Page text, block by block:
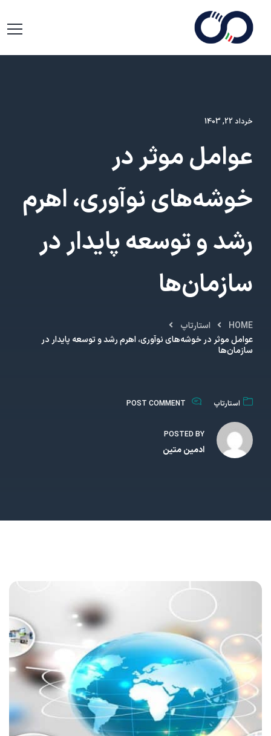
خرداد 22, 1403
عوامل موثر در
خوشه‌های نوآوری، اهرم
رشد و توسعه پایدار در
سازمان‌ها
HOME
استارتاپ
عوامل موثر در خوشه‌های نوآوری، اهرم رشد و توسعه پایدار در
سازمان‌ها
استارتاپ POST COMMENT
POSTED BY
ادمین متین